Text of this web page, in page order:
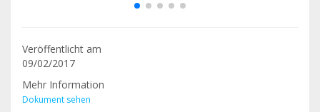
Veröffentlicht am
09/02/2017
Mehr Information
Dokument sehen